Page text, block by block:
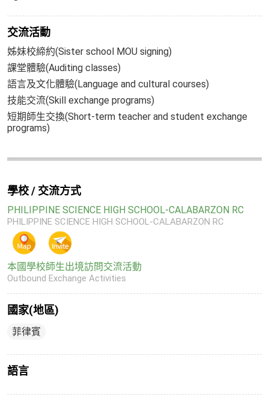
交流活動
姊妹校締約(Sister school MOU signing)
課堂體驗(Auditing classes)
語言及文化體驗(Language and cultural courses)
技能交流(Skill exchange programs)
短期師生交換(Short-term teacher and student exchange
programs)
學校 / 交流方式
PHILIPPINE SCIENCE HIGH SCHOOL-CALABARZON RC
PHILIPPINE SCIENCE HIGH SCHOOL-CALABARZON RC
本國學校師生出境訪問交流活動
Outbound Exchange Activities
國家(地區)
菲律賓
語言